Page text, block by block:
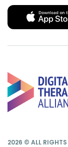
2026 © ALL RIGHTS